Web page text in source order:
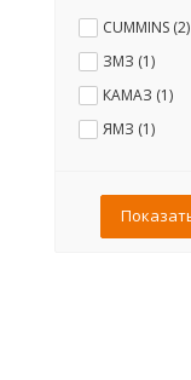
ПТЗ (1)
МЗКТ (2
Иномарки (
CUMMINS (2)
ЗМЗ (1)
КАМАЗ (1)
ЯМЗ (1)